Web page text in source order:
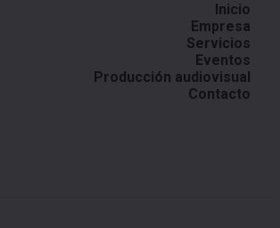
Inicio
Empresa
Servicios
Eventos
Producción audiovisual
Contacto